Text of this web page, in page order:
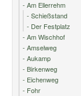
- Am Ellerrehm
- Schießstand
- Der Festplatz
- Am Wischhof
- Amselweg
- Aukamp
- Birkenweg
- Eichenweg
- Fohr